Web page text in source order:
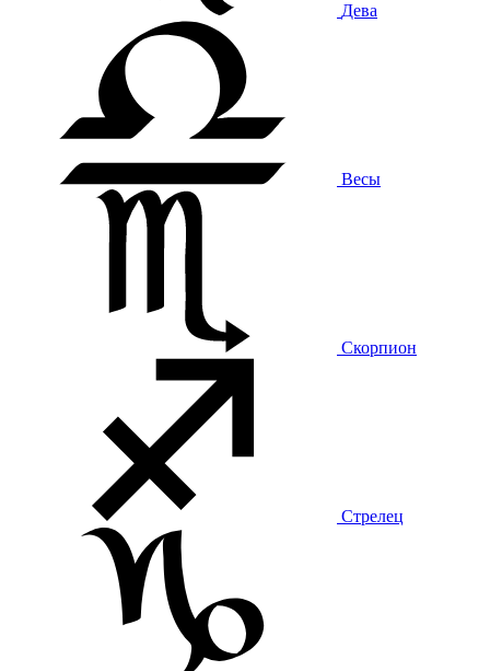
Дева
Весы
Скорпион
Стрелец